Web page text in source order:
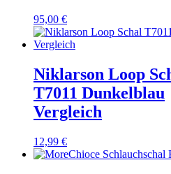
95,00 €
Niklarson Loop
T7011 Dunkelblau
Vergleich
12,99 €